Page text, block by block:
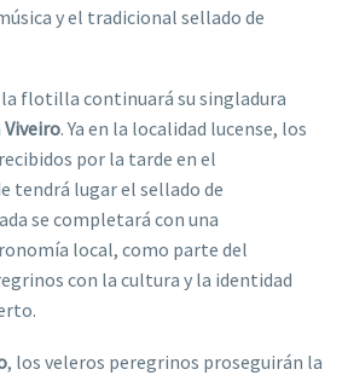
y el tradicional sellado de
flotilla continuará su singladura
Viveiro. Ya en la localidad lucense, los
por la tarde en el
tendrá lugar el sellado de
se completará con una
local, como parte del
con la cultura y la identidad
, los veleros peregrinos proseguirán la